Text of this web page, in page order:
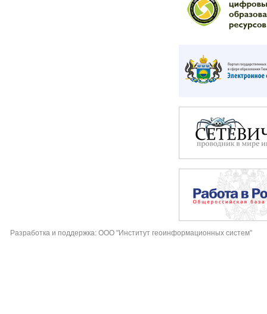
Разработка и поддержка: ООО "Институт геоинформационных систем"